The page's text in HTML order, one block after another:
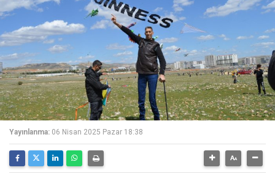
Yayınlanma: 06 Nisan 2025 Pazar 18:38